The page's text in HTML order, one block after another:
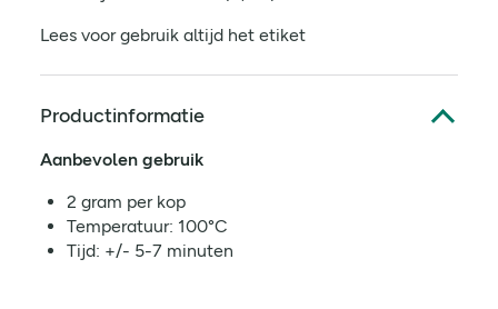
Lees voor gebruik altijd het etiket
Productinformatie
Aanbevolen gebruik
2 gram per kop
Temperatuur: 100°C
Tijd: +/- 5-7 minuten